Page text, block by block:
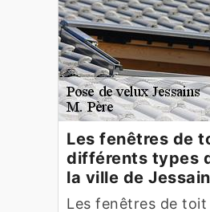
Les fenêtres de
différents types
la ville de
Les fenêtres de